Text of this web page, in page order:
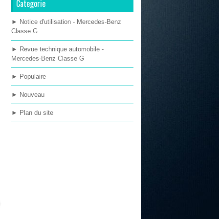
Categorie
► Notice d'utilisation - Mercedes-Benz
Classe G
► Revue technique automobile -
Mercedes-Benz Classe G
► Populaire
► Nouveau
► Plan du site